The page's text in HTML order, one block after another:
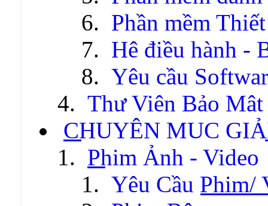
Phần mềm
Hệ điều hành -
Yêu cầu
Thư Viện Bảo Mật
CHUYÊN MỤC
Phim Ảnh - Video
Yêu Cầu Phim/